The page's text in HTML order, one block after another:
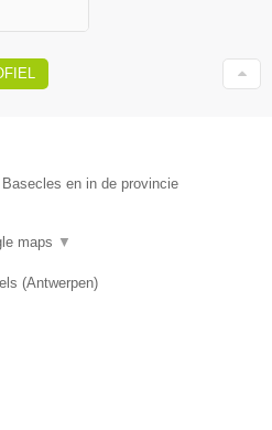
en in de provincie
maps ▼
(Antwerpen)